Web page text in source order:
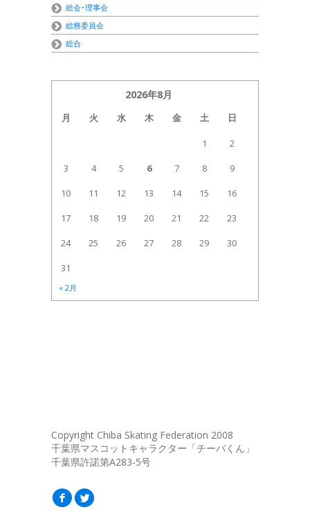
総会･理事会
総務委員会
総合
2026年8月
月 火 水 木 金 土 日
« 2月
1
2
3
4 5 6 7 8
9
10
11 12 13 14 15
16
17
18 19 20 21 22
23
24
25 26 27 28 29
30
31
Copyright Chiba Skating Federation 2008
千葉県マスコットキャラクター「チーバくん」
千葉県許諾第A283-5号
fl